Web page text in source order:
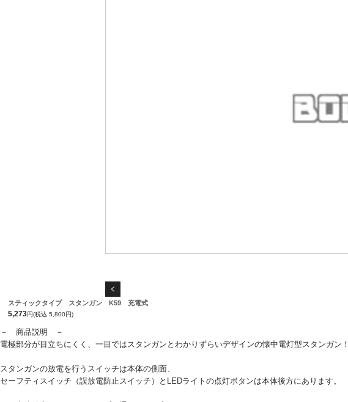
スティックタイプ スタンガン K59 充電式
5,273円(税込 5,800円)
－ 商品説明 －
電極部分が目立ちにくく、一目ではスタンガンとわかりずらいデザインの懐中電灯型スタンガン！
スタンガンの放電を行うスイッチは本体の側面、
セーフティスイッチ（誤放電防止スイッチ）とLEDライトの点灯ボタンは本体後方にあります。